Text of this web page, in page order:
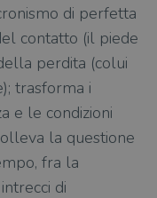
di perfetta
contatto (il piede
perdita (colui
trasforma i
e le condizioni
la questione
fra la
di